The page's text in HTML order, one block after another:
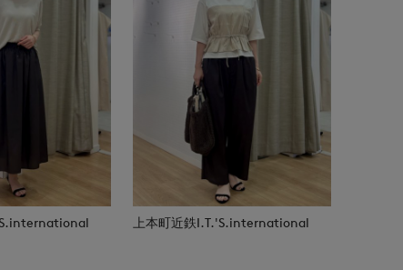
上本町近鉄I.T.'S.international